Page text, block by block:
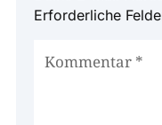
Erforderliche